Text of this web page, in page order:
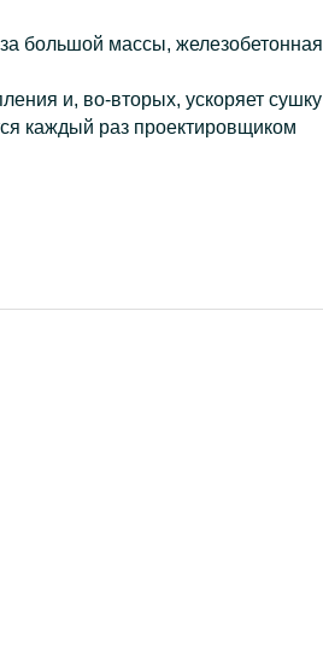
большой массы, железобетонная
и, во-вторых, ускоряет сушку
каждый раз проектировщиком